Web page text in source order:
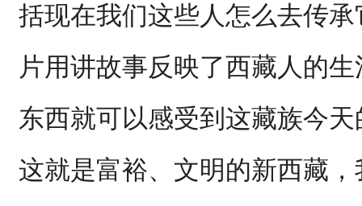
括现在我们这些人怎么去传
片用讲故事反映了西藏人的
东西就可以感受到这藏族今
这就是富裕、文明的新西藏